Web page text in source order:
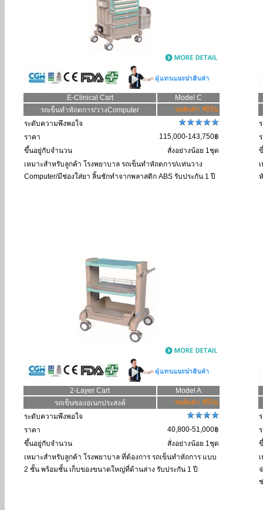
E-Clinical Cart
Model C
รถเข็นทำหัถตการ/วางComputer
ระดับความพึงพอใจ
ราคา
115,000-143,750฿
ขึ้นอยู่กับจำนวน
สั่งอย่างน้อย 1ชุด
เหมาะสำหรับลูกค้า โรงพยาบาล รถเข็นทำหัถตการ/แท่นวาง
Computer/มีช่องใส่ยา ลิ้นชักทำจากพลาสติก ABS รับประกัน 1 ปี
2-Layer Cart
Model A
รถเข็นของอเนกประสงค์
ระดับความพึงพอใจ
ราคา
40,800-51,000฿
ขึ้นอยู่กับจำนวน
สั่งอย่างน้อย 1ชุด
เหมาะสำหรับลูกค้า โรงพยาบาล ที่ต้องการ รถเข็นทำหัถการ แบบ
2 ชั้น พร้อมชั้น เก็บของขนาดใหญ่ที่ด้านล่าง รับประกัน 1 ปี